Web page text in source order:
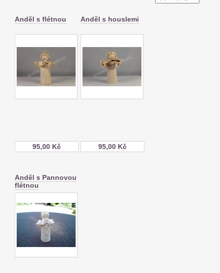
Anděl s flétnou
95,00 Kč
Anděl s houslemi
95,00 Kč
Anděl s Pannovou
flétnou